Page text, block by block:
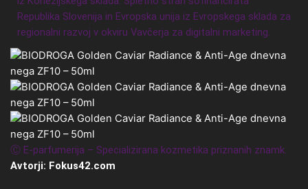
Republika Slovenija in Evropska unija iz Evropskega sklada za
regionalni razvoj v okviru Vavčerja za digitalni marketing.
Ⓒ E-parfumerija – Specializirana kozmetika priznanih znamk.
Avtorji: Fokus42.com